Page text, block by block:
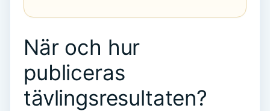
När och hur
publiceras
tävlingsresultaten?